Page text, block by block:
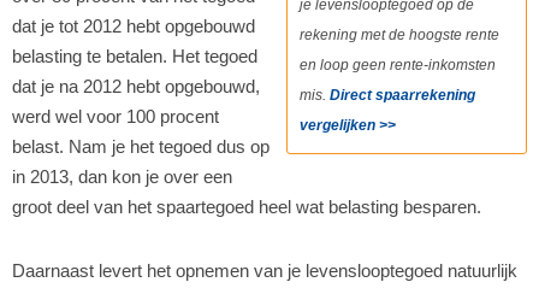
je levenslooptegoed op de
rekening met de hoogste rente
en loop geen rente-inkomsten
mis. Direct spaarrekening
vergelijken >>
dat je tot 2012 hebt opgebouwd
belasting te betalen. Het tegoed
dat je na 2012 hebt opgebouwd,
werd wel voor 100 procent
belast. Nam je het tegoed dus op
in 2013, dan kon je over een
groot deel van het spaartegoed heel wat belasting besparen.
Daarnaast levert het opnemen van je levenslooptegoed natuurlijk